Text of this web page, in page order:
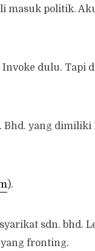
masuk politik.
dulu. Tapi
yang dimiliki
).
sdn. bhd.
fronting.